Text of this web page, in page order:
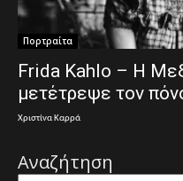
Πορτραίτα
Frida Kahlo – Η
μετέτρεψε τον
Χριστίνα Καρρά
Αναζήτηση